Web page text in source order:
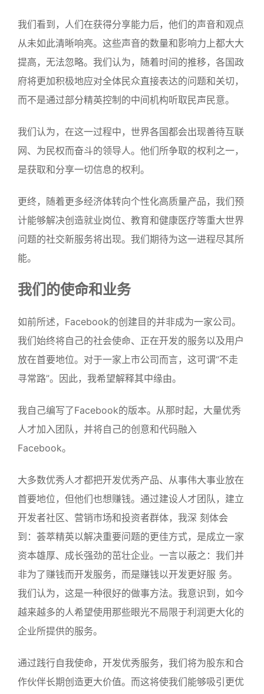
我们看到，人们在获得分享能力后，他们的声音和观点
从未如此清晰响亮。这些声音的数量和影响力上都大大
提高，无法忽略。我们认为，随着时间的推移，各国政
府将更加积极地应对全体民众直接表达的问题和关切，
而不是通过部分精英控制的中间机构听取民声民意。
我们认为，在这一过程中，世界各国都会出现善待互联
网、为民权而奋斗的领导人。他们所争取的权利之一，
是获取和分享一切信息的权利。
更终，随着更多经济体转向个性化高质量产品，我们预
计能够解决创造就业岗位、教育和健康医疗等重大世界
问题的社交新服务将出现。我们期待为这一进程尽其所
能。
我们的使命和业务
如前所述，Facebook的创建目的并非成为一家公司。
我们始终将自己的社会使命、正在开发的服务以及用户
放在首要地位。对于一家上市公司而言，这可谓“不走
寻常路”。因此，我希望解释其中缘由。
我自己编写了Facebook的版本。从那时起，大量优秀
人才加入团队，并将自己的创意和代码融入
Facebook。
大多数优秀人才都把开发优秀产品、从事伟大事业放在
首要地位，但他们也想赚钱。通过建设人才团队，建立
开发者社区、营销市场和投资者群体，我深 刻体会
到：荟萃精英以解决重要问题的更佳方式，是成立一家
资本雄厚、成长强劲的茁壮企业。一言以蔽之：我们并
非为了赚钱而开发服务，而是赚钱以开发更好服 务。
我们认为，这是一种很好的做事方法。我意识到，如今
越来越多的人希望使用那些眼光不局限于利润更大化的
企业所提供的服务。
通过践行自我使命，开发优秀服务，我们将为股东和合
作伙伴长期创造更大价值。而这将使我们能够吸引更优